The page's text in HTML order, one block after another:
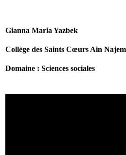
Gianna Maria Yazbek
Collège des Saints Cœurs Ain Najem
Domaine : Sciences